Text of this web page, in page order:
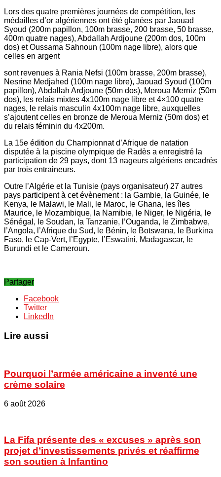
Lors des quatre premières journées de compétition, les
médailles d’or algériennes ont été glanées par Jaouad
Syoud (200m papillon, 100m brasse, 200 brasse, 50 brasse,
400m quatre nages), Abdallah Ardjoune (200m dos, 100m
dos) et Oussama Sahnoun (100m nage libre), alors que
celles en argent
sont revenues à Rania Nefsi (100m brasse, 200m brasse),
Nesrine Medjahed (100m nage libre), Jaouad Syoud (100m
papillon), Abdallah Ardjoune (50m dos), Meroua Merniz (50m
dos), les relais mixtes 4x100m nage libre et 4×100 quatre
nages, le relais masculin 4x100m nage libre, auxquelles
s’ajoutent celles en bronze de Meroua Merniz (50m dos) et
du relais féminin du 4x200m.
La 15e édition du Championnat d’Afrique de natation
disputée à la piscine olympique de Radès a enregistré la
participation de 29 pays, dont 13 nageurs algériens encadrés
par trois entraineurs.
Outre l’Algérie et la Tunisie (pays organisateur) 27 autres
pays participent à cet évènement : la Gambie, la Guinée, le
Kenya, le Malawi, le Mali, le Maroc, le Ghana, les îles
Maurice, le Mozambique, la Namibie, le Niger, le Nigéria, le
Sénégal, le Soudan, la Tanzanie, l’Ouganda, le Zimbabwe,
l’Angola, l’Afrique du Sud, le Bénin, le Botswana, le Burkina
Faso, le Cap-Vert, l’Egypte, l’Eswatini, Madagascar, le
Burundi et le Cameroun.
Partager
Facebook
Twitter
LinkedIn
Lire aussi
Pourquoi l’armée américaine a inventé une
crème solaire
6 août 2026
La Fifa présente des « excuses » après son
projet d’investissements privés et réaffirme
son soutien à Infantino